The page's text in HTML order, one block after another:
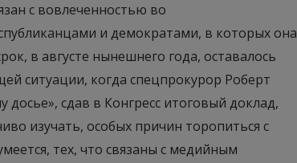
с вовлеченностью во
и демократами, в которых она
в августе нынешнего года, оставалось
ситуации, когда спецпрокурор Роберт
сдав в Конгресс итоговый доклад,
изучать, особых причин торопиться с
тех, что связаны с медийным